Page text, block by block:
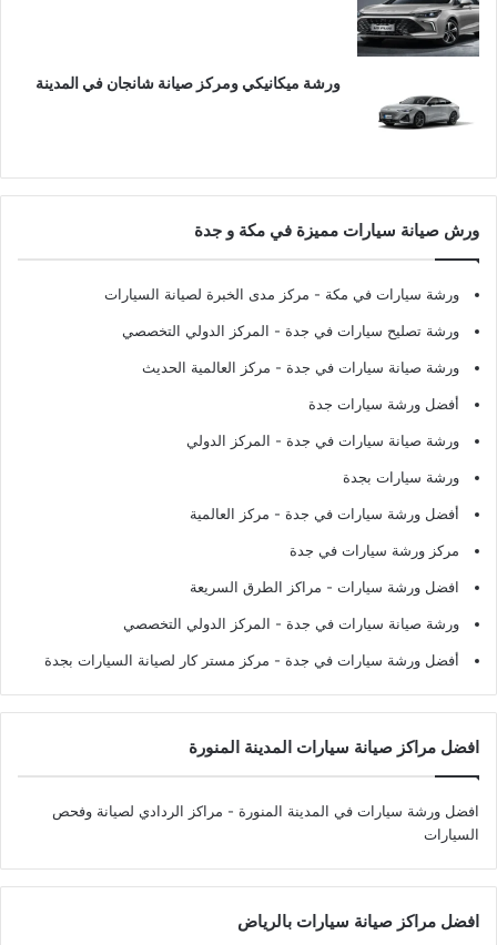
ورشة ميكانيكي ومركز صيانة شانجان في المدينة
ورش صيانة سيارات مميزة في مكة و جدة
ورشة سيارات في مكة - مركز مدى الخبرة لصيانة السيارات
ورشة تصليح سيارات في جدة - المركز الدولي التخصصي
ورشة صيانة سيارات في جدة - مركز العالمية الحديث
أفضل ورشة سيارات جدة
ورشة صيانة سيارات في جدة - المركز الدولي
ورشة سيارات بجدة
أفضل ورشة سيارات في جدة - مركز العالمية
مركز ورشة سيارات في جدة
افضل ورشة سيارات - مراكز الطرق السريعة
ورشة صيانة سيارات في جدة - المركز الدولي التخصصي
أفضل ورشة سيارات في جدة - مركز مستر كار لصيانة السيارات بجدة
افضل مراكز صيانة سيارات المدينة المنورة
افضل ورشة سيارات في المدينة المنورة - مراكز الردادي لصيانة وفحص
السيارات
افضل مراكز صيانة سيارات بالرياض